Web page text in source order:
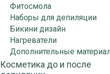
Фитосмола
Наборы для депиляции
Бикини дизайн
Нагреватели
Дополнительные
Косметика до и после